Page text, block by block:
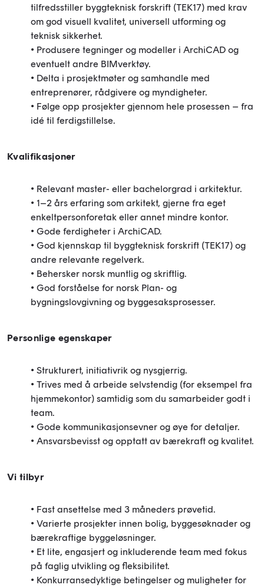
tilfredsstiller byggteknisk forskrift (TEK17) med krav
om god visuell kvalitet, universell utforming og
teknisk sikkerhet.
• Produsere tegninger og modeller i ArchiCAD og
eventuelt andre BIMverktøy.
• Delta i prosjektmøter og samhandle med
entreprenører, rådgivere og myndigheter.
• Følge opp prosjekter gjennom hele prosessen – fra
idé til ferdigstillelse.
Kvalifikasjoner
• Relevant master- eller bachelorgrad i arkitektur.
• 1–2 års erfaring som arkitekt, gjerne fra eget
enkeltpersonforetak eller annet mindre kontor.
• Gode ferdigheter i ArchiCAD.
• God kjennskap til byggteknisk forskrift (TEK17) og
andre relevante regelverk.
• Behersker norsk muntlig og skriftlig.
• God forståelse for norsk Plan- og
bygningslovgivning og byggesaksprosesser.
Personlige egenskaper
• Strukturert, initiativrik og nysgjerrig.
• Trives med å arbeide selvstendig (for eksempel fra
hjemmekontor) samtidig som du samarbeider godt i
team.
• Gode kommunikasjonsevner og øye for detaljer.
• Ansvarsbevisst og opptatt av bærekraft og kvalitet.
Vi tilbyr
• Fast ansettelse med 3 måneders prøvetid.
• Varierte prosjekter innen bolig, byggesøknader og
bærekraftige byggeløsninger.
• Et lite, engasjert og inkluderende team med fokus
på faglig utvikling og fleksibilitet.
• Konkurransedyktige betingelser og muligheter for